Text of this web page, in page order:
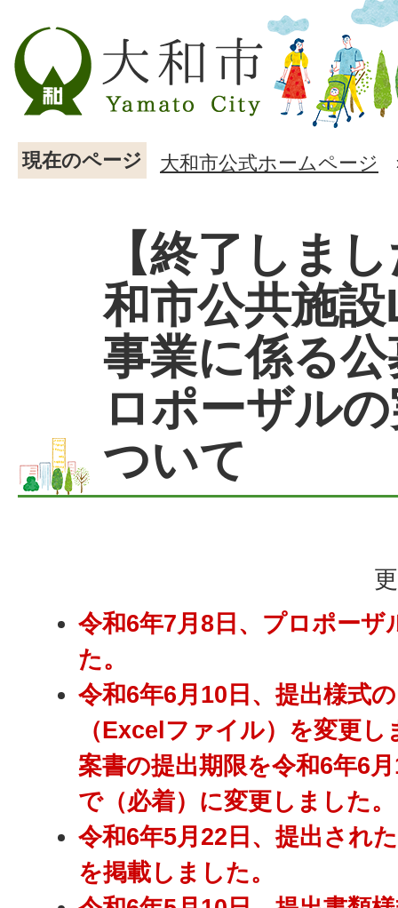
現在のページ 大和市公式ホームページ
【終了しま
和市公共施
事業に係る
ロポーザル
ついて
令和6年7月8日、プロポーザ
た。
令和6年6月10日、提出様式
（Excelファイル）を変更
案書の提出期限を令和6年6
で（必着）に変更しました。
令和6年5月22日、提出され
を掲載しました。